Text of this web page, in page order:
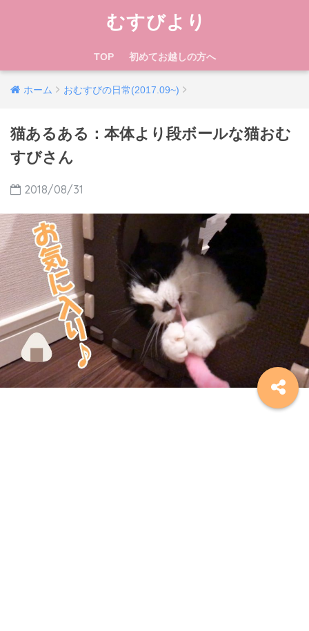
むすびより
TOP 初めてお越しの方へ
ホーム おむすびの日常(2017.09~)
猫あるある：本体より段ボールな猫おむ
すびさん
2018/08/31